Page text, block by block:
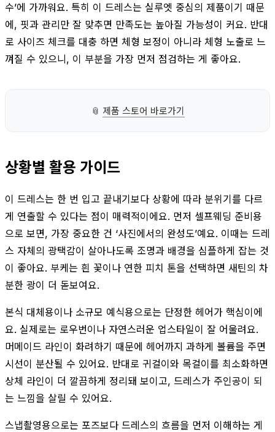
수’에 가까워요. 특히 이 드레스는 실루엣 중심의 제품이기 때문
에, 핏과 관리만 잘 맞추면 만족도는 높아질 가능성이 커요. 반대
로 사이즈 체크를 대충 하면 체형 보정이 아니라 체형 노출로 느
껴질 수 있으니, 이 부분을 가장 먼저 점검하는 게 좋아요.
📎 제품 스토어 바로가기
상황별 활용 가이드
이 드레스는 한 번 입고 끝내기보다 상황에 따라 분위기를 다르
게 연출할 수 있다는 점이 매력적이에요. 먼저 셀프웨딩 준비용
으로 보면, 가장 중요한 건 ‘사진에서의 완성도’예요. 이때는 드레
스 자체의 광택감이 살아나도록 조명과 배경을 심플하게 잡는 것
이 좋아요. 부케는 흰 꽃이나 연한 피치 톤을 선택하면 새틴의 차
분한 광이 더 돋보여요.
본식 대체용이나 소규모 예식용으로는 단정한 헤어가 핵심이에
요. 실제로는 로우번이나 자연스러운 업스타일이 잘 어울려요.
머메이드 라인이 화려하기 때문에 헤어까지 과하게 볼륨을 주면
시선이 분산될 수 있어요. 반대로 귀걸이와 목걸이를 최소화하면
상체 라인이 더 깔끔하게 정리돼 보이고, 드레스가 주인공이 되
는 느낌을 살릴 수 있어요.
스냅촬영용으로는 포즈보다 드레스의 흐름을 먼저 이해하는 게